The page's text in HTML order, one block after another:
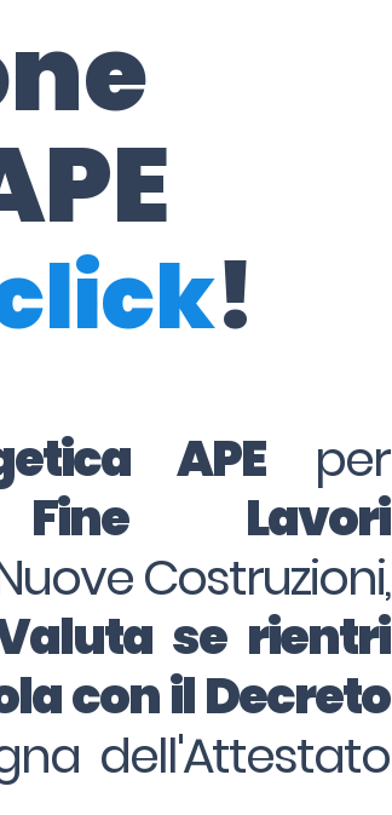
!
APEper
Fine Lavori
Costruzioni,
se rientri
con il Decreto
dell'Attestato